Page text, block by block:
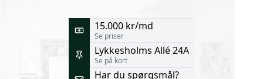
15.000 kr/md
Se priser
Lykkesholms Allé 24A
Se på kort
Har du spørgsmål?